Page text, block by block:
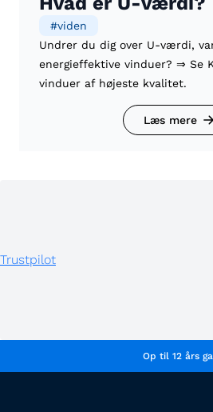
#viden
Undrer du dig over U-værdi,
energieffektive vinduer? ⇒ Se
vinduer af højeste kvalitet.
Læs mere
Trustpilot
Op til 12 års